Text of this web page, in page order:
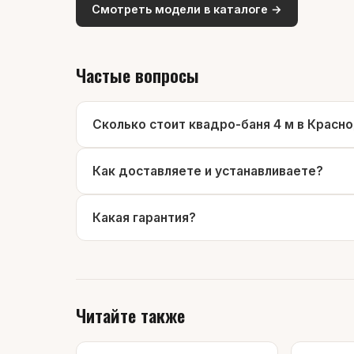
Смотреть модели в каталоге →
Частые вопросы
Сколько стоит квадро-баня 4 м в
Как доставляете и устанавливаете?
Какая гарантия?
Читайте также